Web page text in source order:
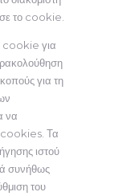
το cookie.
cookie για
για τη
να
cookies. Τα
ιστού
συνήθως
του